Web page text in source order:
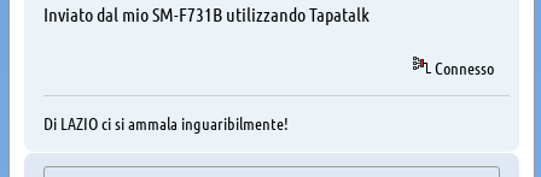
Inviato dal mio SM-F731B utilizzando Tapatalk
Connesso
Di LAZIO ci si ammala inguaribilmente!